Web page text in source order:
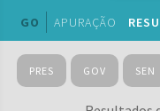
GO APURAÇÃO
PRES GOV SEN